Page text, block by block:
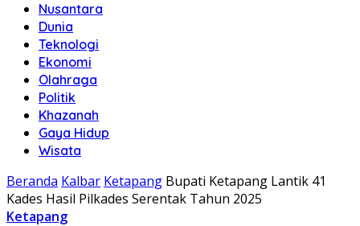
Nusantara
Dunia
Teknologi
Ekonomi
Olahraga
Politik
Khazanah
Gaya Hidup
Wisata
Beranda Kalbar Ketapang Bupati Ketapang Lantik 41
Kades Hasil Pilkades Serentak Tahun 2025
Ketapang